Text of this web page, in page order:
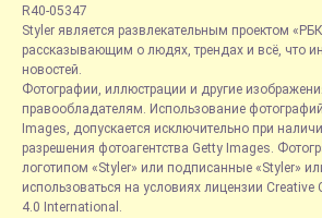
R40-05347
Styler является развлекательным проектом
рассказывающим о людях, трендах и всё, что
новостей.
Фотографии, иллюстрации и другие
правообладателям. Использование
Images, допускается исключительно при
разрешения фотоагентства Getty Images.
логотипом «Styler» или подписанные «Styler»
использоваться на условиях лицензии
4.0 International.